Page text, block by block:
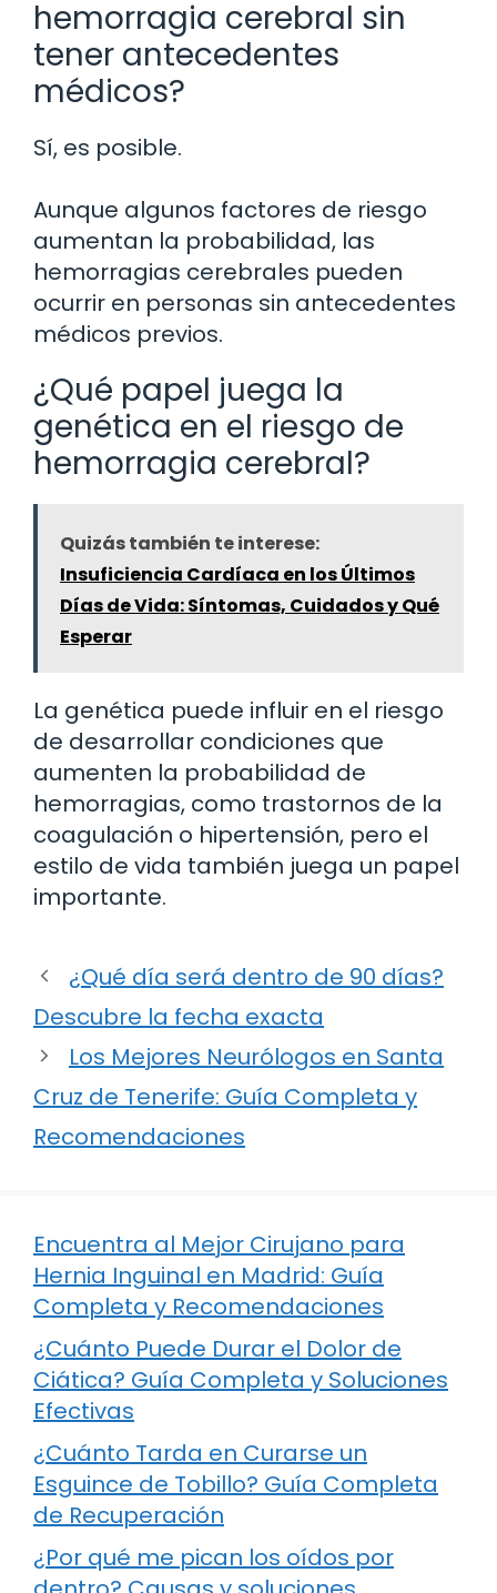
hemorragia cerebral sin
tener antecedentes
médicos?
Sí, es posible.
Aunque algunos factores de riesgo
aumentan la probabilidad, las
hemorragias cerebrales pueden
ocurrir en personas sin antecedentes
médicos previos.
¿Qué papel juega la
genética en el riesgo de
hemorragia cerebral?
Quizás también te interese:
Insuficiencia Cardíaca en los Últimos
Días de Vida: Síntomas, Cuidados y Qué
Esperar
La genética puede influir en el riesgo
de desarrollar condiciones que
aumenten la probabilidad de
hemorragias, como trastornos de la
coagulación o hipertensión, pero el
estilo de vida también juega un papel
importante.
¿Qué día será dentro de 90 días?
Descubre la fecha exacta
Los Mejores Neurólogos en Santa
Cruz de Tenerife: Guía Completa y
Recomendaciones
Encuentra al Mejor Cirujano para
Hernia Inguinal en Madrid: Guía
Completa y Recomendaciones
¿Cuánto Puede Durar el Dolor de
Ciática? Guía Completa y Soluciones
Efectivas
¿Cuánto Tarda en Curarse un
Esguince de Tobillo? Guía Completa
de Recuperación
¿Por qué me pican los oídos por